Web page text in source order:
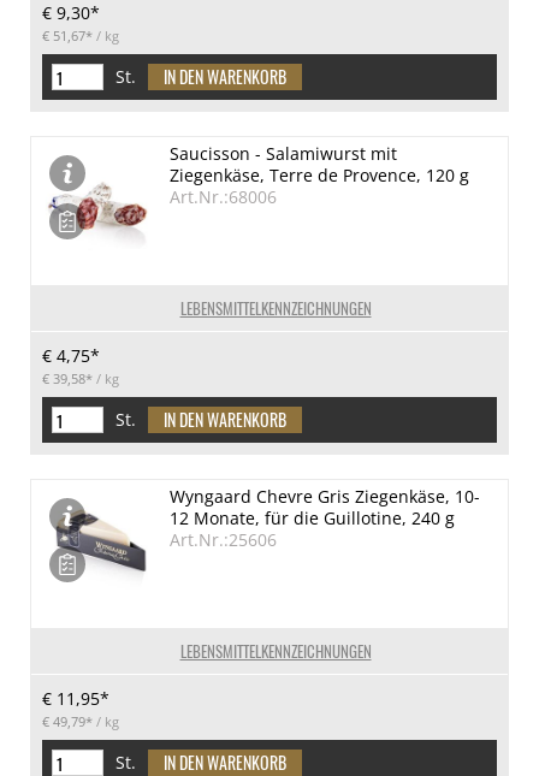
€ 9,30*
€ 51,67* / kg
St.
LEBENSMITTELKENNZEICHNUNGEN
Saucisson - Salamiwurst mit
Ziegenkäse, Terre de Provence, 120 g
Art.Nr.:68006
€ 4,75*
€ 39,58* / kg
St.
LEBENSMITTELKENNZEICHNUNGEN
Wyngaard Chevre Gris Ziegenkäse, 10-
12 Monate, für die Guillotine, 240 g
Art.Nr.:25606
€ 11,95*
€ 49,79* / kg
St.